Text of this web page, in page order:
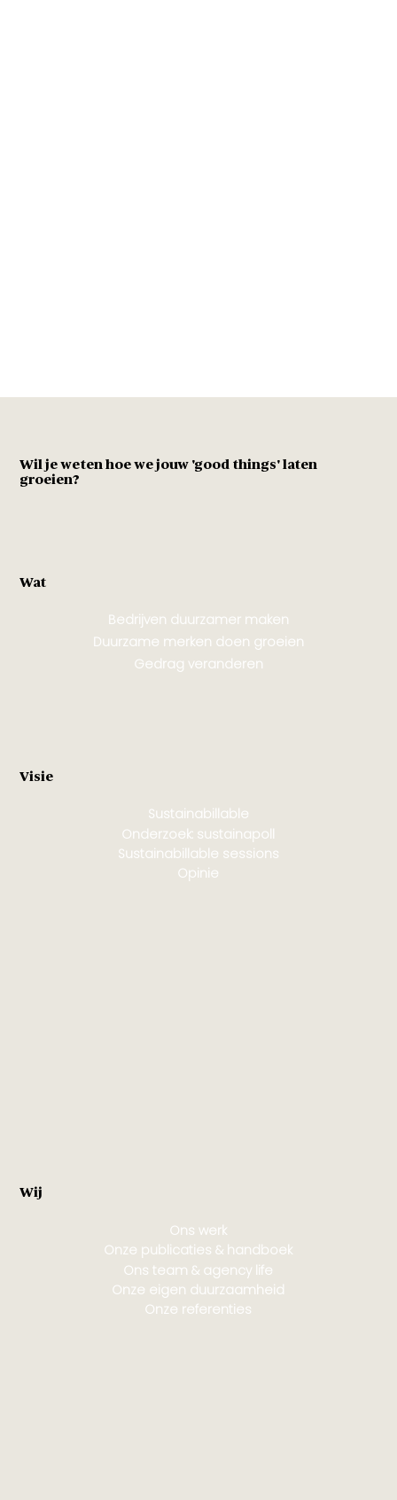
Wij
Ons werk
Onze publicaties & handboek
Ons team & agency life
Onze eigen duurzaamheid
Onze referenties
Wil je weten hoe we jouw 'good things' laten
groeien?
Visie
Sustainabillable
Onderzoek: sustainapoll
Sustainabillable sessions
Opinie
Wat
Bedrijven duurzamer maken
Duurzame merken doen groeien
Gedrag veranderen